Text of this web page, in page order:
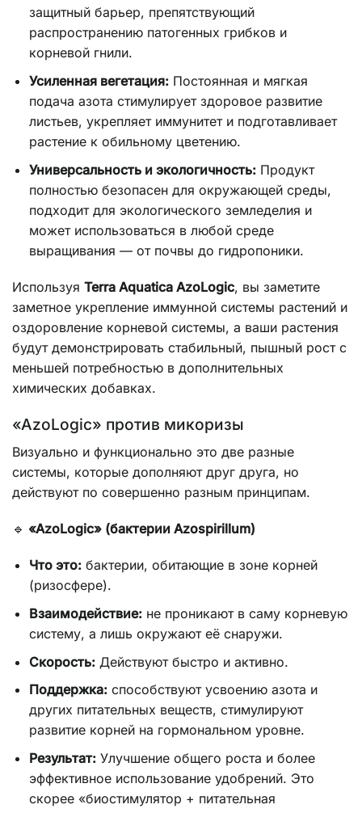
защитный барьер, препятствующий
распространению патогенных грибков и
корневой гнили.
Усиленная вегетация:Постоянная и мягкая
подача азота стимулирует здоровое развитие
листьев, укрепляет иммунитет и подготавливает
растение к обильному цветению.
Универсальность и экологичность:Продукт
полностью безопасен для окружающей среды,
подходит для экологического земледелия и
может использоваться в любой среде
выращивания — от почвы до гидропоники.
Используя Terra Aquatica AzoLogic, вы заметите
заметное укрепление иммунной системы растений и
оздоровление корневой системы, а ваши растения
будут демонстрировать стабильный, пышный рост с
меньшей потребностью в дополнительных
химических добавках.
«AzoLogic» против микоризы
Визуально и функционально это две разные
системы, которые дополняют друг друга, но
действуют по совершенно разным принципам.
🔹 «AzoLogic» (бактерии Azospirillum)
Что это:бактерии, обитающие в зоне корней
(ризосфере).
Взаимодействие:не проникают в саму корневую
систему, а лишь окружают её снаружи.
Скорость:Действуют быстро и активно.
Поддержка:способствуют усвоению азота и
других питательных веществ, стимулируют
развитие корней на гормональном уровне.
Результат:Улучшение общего роста и более
эффективное использование удобрений. Это
скорее «биостимулятор + питательная